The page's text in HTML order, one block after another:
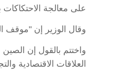
على معالجة الاحتكاكات
وقال الوزير إن "موقف
واختتم بالقول إن
العلاقات الاقتصادية